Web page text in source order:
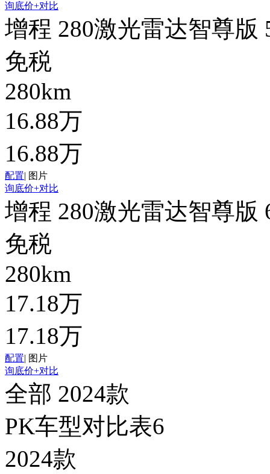
询底价+对比
增程 280激光雷达智尊版
免税
280km
16.88万
16.88万
配置| 图片
询底价+对比
增程 280激光雷达智尊版
免税
280km
17.18万
17.18万
配置| 图片
询底价+对比
全部 2024款
PK车型对比表6
2024款